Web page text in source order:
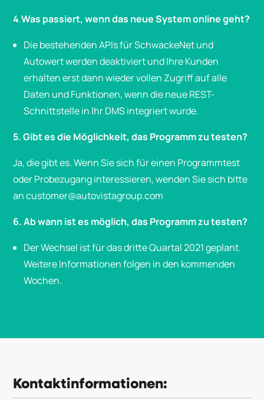
4.Was passiert, wenn das neue System online geht?
Die bestehenden APIs für SchwackeNet und
Autowert werden deaktiviert und Ihre Kunden
erhalten erst dann wieder vollen Zugriff auf alle
Daten und Funktionen, wenn die neue REST-
Schnittstelle in Ihr DMS integriert wurde.
5. Gibt es die Möglichkeit, das Programm zu testen?
Ja, die gibt es. Wenn Sie sich für einen Programmtest
oder Probezugang interessieren, wenden Sie sich bitte
ancustomer@autovistagroup.com
6. Ab wann ist es möglich, das Programm zu testen?
Der Wechsel ist für das dritte Quartal 2021 geplant.
Weitere Informationen folgen in den kommenden
Wochen.
Kontaktinformationen: